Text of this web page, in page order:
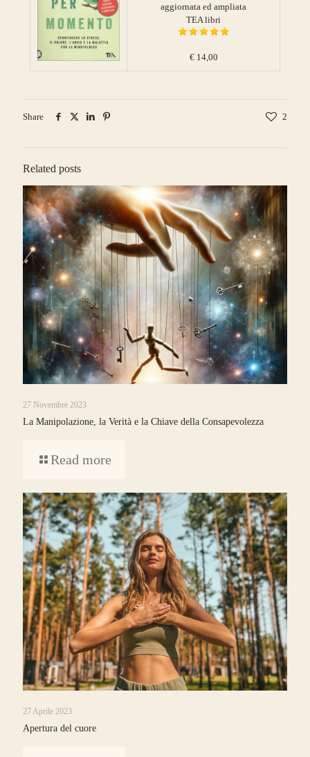
aggiornata ed ampliata
TEA libri
€ 14,00
Share 2
Related posts
27 Novembre 2023
La Manipolazione, la Verità e la Chiave della Consapevolezza
Read more
27 Aprile 2023
Apertura del cuore